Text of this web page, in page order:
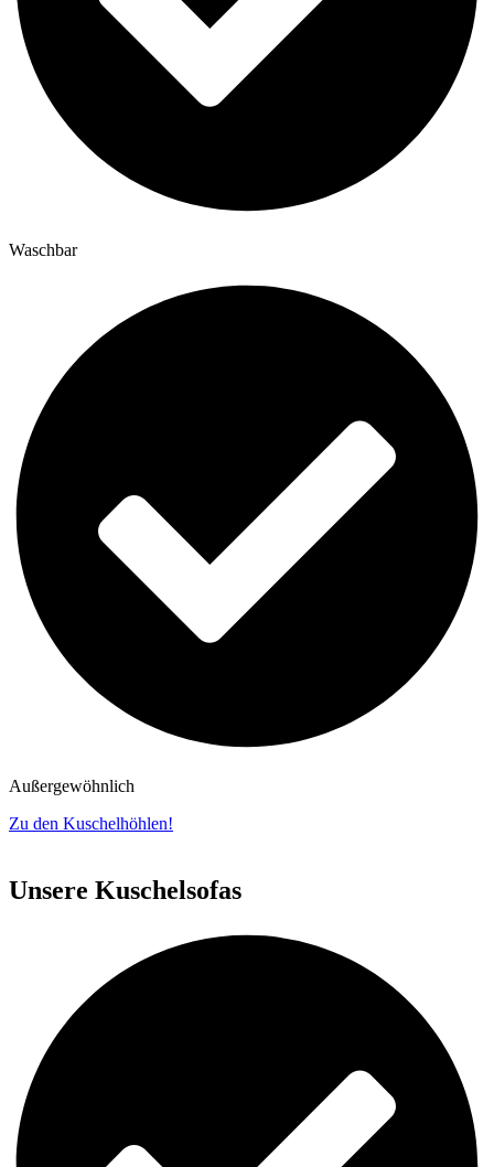
Waschbar
Außergewöhnlich
Zu den Kuschelhöhlen!
Unsere Kuschelsofas